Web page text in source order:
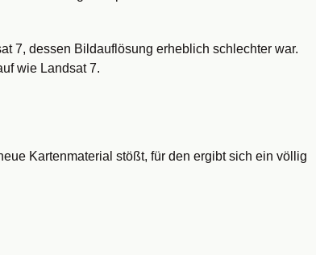
7, dessen Bildauflösung erheblich schlechter war.
wie Landsat 7.
Kartenmaterial stößt, für den ergibt sich ein völlig